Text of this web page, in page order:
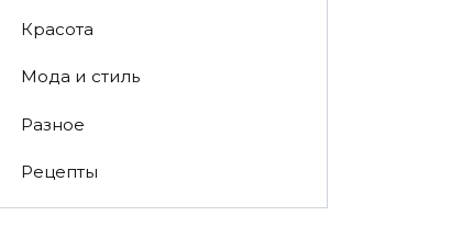
Красота
Мода и стиль
Разное
Рецепты